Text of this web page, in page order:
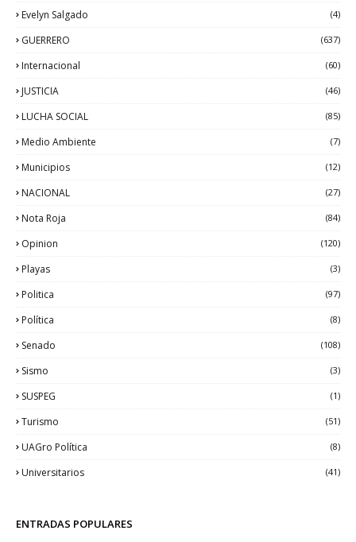
Evelyn Salgado (4)
GUERRERO (637)
Internacional (60)
JUSTICIA (46)
LUCHA SOCIAL (85)
Medio Ambiente (7)
Municipios (12)
NACIONAL (27)
Nota Roja (84)
Opinion (120)
Playas (3)
Politica (97)
Política (8)
Senado (108)
Sismo (3)
SUSPEG (1)
Turismo (51)
UAGro Política (8)
Universitarios (41)
ENTRADAS POPULARES